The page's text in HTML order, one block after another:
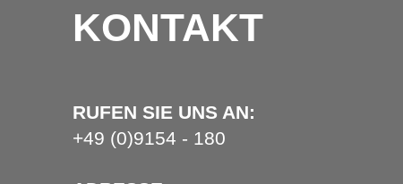
KONTAKT
RUFEN SIE UNS AN:
+49 (0)9154 - 180